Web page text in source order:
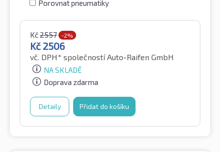
Porovnat pneumatiky
Kč2557 -2%
Kč 2506
vč. DPH* společností Auto-Raifen GmbH
NA SKLADĚ
Doprava zdarma
Detaily Přidat do košíku